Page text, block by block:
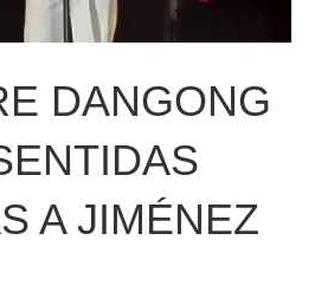
DANGONG
A JIMÉNEZ